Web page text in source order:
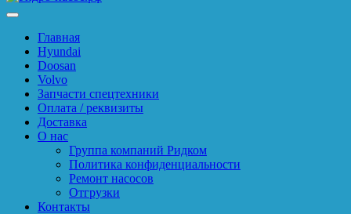
Главная
Hyundai
Doosan
Volvo
Запчасти спецтехники
Оплата / реквизиты
Доставка
О нас
Группа компаний Ридком
Политика конфиденциальности
Ремонт насосов
Отгрузки
Контакты